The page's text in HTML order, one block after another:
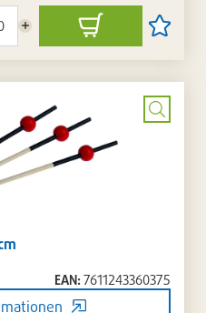
Menge
erhöhen
In
den
Artikel
setzen
/
Bild
EAN:7611243360375